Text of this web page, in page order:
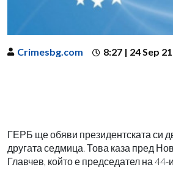
Crimesbg.com 8:27 | 24 Sep 21
ГЕРБ ще обяви президентската си
другата седмица. Това каза пред
Главчев, който е председател на 44-